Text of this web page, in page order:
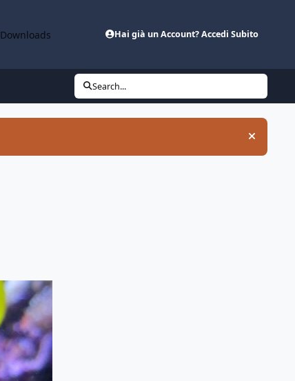
Downloads Hai già un Account? Accedi Subito
Search...
Hide